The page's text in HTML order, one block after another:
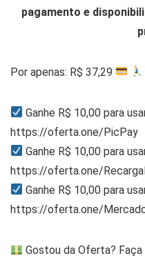
pagamento e
Por apenas: R$ 37,29
Ganhe R$ 10,00 para
https://oferta.one/PicPay
Ganhe R$ 10,00 para
https://oferta.one/
Ganhe R$ 10,00 para
https://oferta.one/
Gostou da Oferta? Faça